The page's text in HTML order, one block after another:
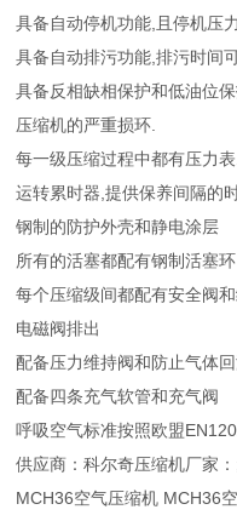
具备自动停机功能,且停机压
具备自动排污功能,排污时间
具备反相缺相保护和低油位
压缩机的严重损环.
每一级压缩过程中都有压力
运转累时器,提供保养间隔的
钢制的防护外壳和静电涂层
所有的活塞都配有钢制活塞环
每个压缩级间都配有安全阀
电磁阀排出
配备压力维持阀和防止气体
配备四条充气软管和充气阀
呼吸空气标准按照欧盟
供应商：科尔奇压缩机厂家：;
MCH36空气压缩机 MCH36